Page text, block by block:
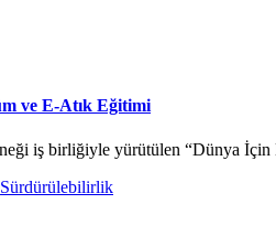
ve E-Atık Eğitimi
iş birliğiyle yürütülen “Dünya İçin
Sürdürülebilirlik